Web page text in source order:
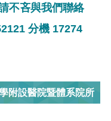
不吝與我們聯絡
分機 17274
附設醫院暨體系院所